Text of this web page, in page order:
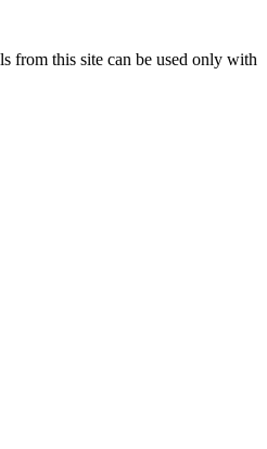
this site can be used only with